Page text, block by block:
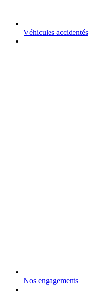
Véhicules accidentés
Nos engagements